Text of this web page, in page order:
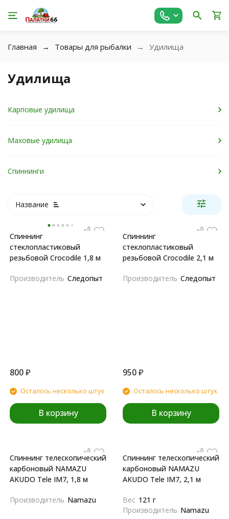
Главная Товары для рыбалки Удилища
Удилища
Карповые удилища
Маховые удилища
Спиннинги
Название
Спиннинг
стеклопластиковый
резьбовой Crocodile 1,8 м
Производитель Следопыт
800₽
Осталось несколько штук
В корзину
Спиннинг
стеклопластиковый
резьбовой Crocodile 2,1 м
Производитель Следопыт
950₽
Осталось несколько штук
В корзину
Спиннинг телескопический
карбоновый NAMAZU
AKUDO Tele IM7, 1,8 м
Производитель Namazu
Спиннинг телескопический
карбоновый NAMAZU
AKUDO Tele IM7, 2,1 м
Вес 121 г
Производитель Namazu